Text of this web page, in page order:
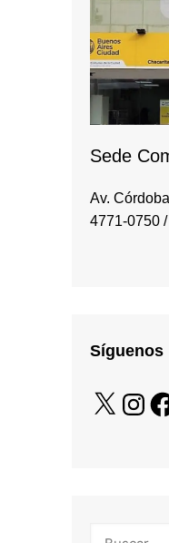
Sede
Av.
4771-0750
Síguenos
X